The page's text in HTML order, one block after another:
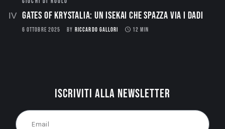
Gates of Krystalia: Un Isekai che spazza via i dadi
6 OTTOBRE 2025 BY RICCARDO GALLORI 12 MIN
Iscriviti alla newsletter